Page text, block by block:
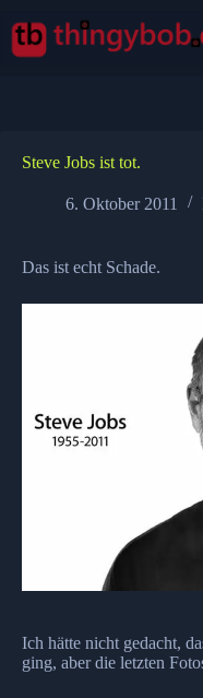
Inhalt
springen
Steve Jobs ist tot.
6. Oktober 2011
Das ist echt Schade.
Ich hätte nicht gedacht,
ging, aber die letzten